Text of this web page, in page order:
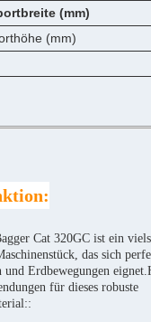
(mm)
(mm)
Cat 320GC ist ein
das sich
und Erdbewegungen
für dieses robuste